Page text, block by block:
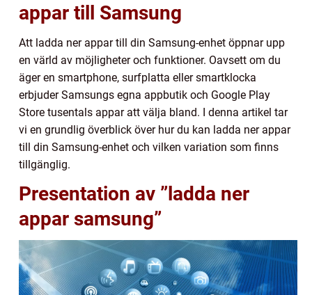
appar till Samsung
Att ladda ner appar till din Samsung-enhet öppnar upp
en värld av möjligheter och funktioner. Oavsett om du
äger en smartphone, surfplatta eller smartklocka
erbjuder Samsungs egna appbutik och Google Play
Store tusentals appar att välja bland. I denna artikel tar
vi en grundlig överblick över hur du kan ladda ner appar
till din Samsung-enhet och vilken variation som finns
tillgänglig.
Presentation av ”ladda ner
appar samsung”